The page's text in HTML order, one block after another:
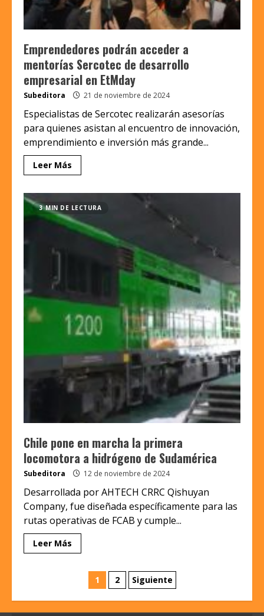
Emprendedores podrán acceder a
mentorías Sercotec de desarrollo
empresarial en EtMday
Subeditora 21 de noviembre de 2024
Especialistas de Sercotec realizarán asesorías
para quienes asistan al encuentro de innovación,
emprendimiento e inversión más grande...
Leer Más
3 MIN DE LECTURA
Chile pone en marcha la primera
locomotora a hidrógeno de Sudamérica
Subeditora 12 de noviembre de 2024
Desarrollada por AHTECH CRRC Qishuyan
Company, fue diseñada específicamente para las
rutas operativas de FCAB y cumple...
Leer Más
Paginación
de
1 2 Siguiente